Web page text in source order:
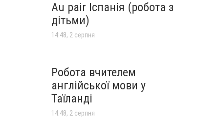
Au pair Іспанія (робота з
дітьми)
14:48, 2 серпня
Робота вчителем
англійської мови у
Таїланді
14:48, 2 серпня